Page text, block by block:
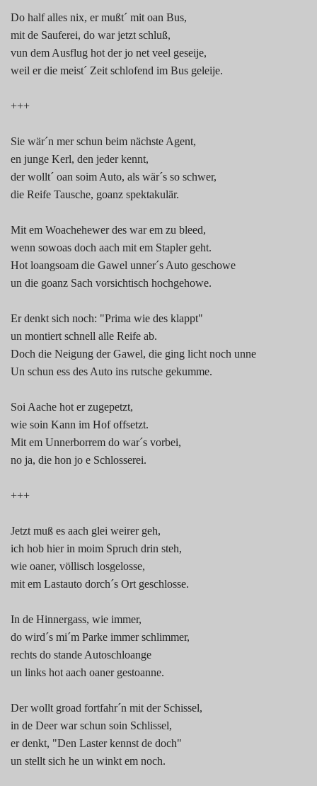
Do half alles nix, er mußt´ mit oan Bus,
mit de Sauferei, do war jetzt schluß,
vun dem Ausflug hot der jo net veel geseije,
weil er die meist´ Zeit schlofend im Bus geleije.
+++
Sie wär´n mer schun beim nächste Agent,
en junge Kerl, den jeder kennt,
der wollt´ oan soim Auto, als wär´s so schwer,
die Reife Tausche, goanz spektakulär.
Mit em Woachehewer des war em zu bleed,
wenn sowoas doch aach mit em Stapler geht.
Hot loangsoam die Gawel unner´s Auto geschowe
un die goanz Sach vorsichtisch hochgehowe.
Er denkt sich noch: "Prima wie des klappt"
un montiert schnell alle Reife ab.
Doch die Neigung der Gawel, die ging licht noch unne
Un schun ess des Auto ins rutsche gekumme.
Soi Aache hot er zugepetzt,
wie soin Kann im Hof offsetzt.
Mit em Unnerborrem do war´s vorbei,
no ja, die hon jo e Schlosserei.
+++
Jetzt muß es aach glei weirer geh,
ich hob hier in moim Spruch drin steh,
wie oaner, völlisch losgelosse,
mit em Lastauto dorch´s Ort geschlosse.
In de Hinnergass, wie immer,
do wird´s mi´m Parke immer schlimmer,
rechts do stande Autoschloange
un links hot aach oaner gestoanne.
Der wollt groad fortfahr´n mit der Schissel,
in de Deer war schun soin Schlissel,
er denkt, "Den Laster kennst de doch"
un stellt sich he un winkt em noch.